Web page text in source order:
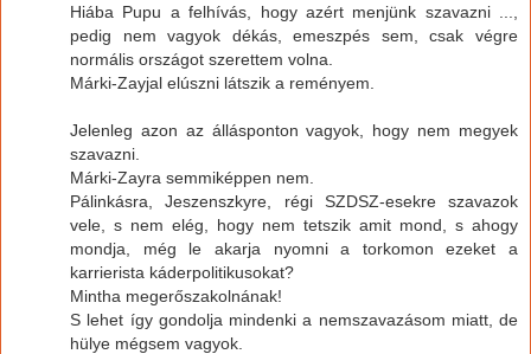
Hiába Pupu a felhívás, hogy azért menjünk szavazni ...,
pedig nem vagyok dékás, emeszpés sem, csak végre
normális országot szerettem volna.
Márki-Zayjal elúszni látszik a reményem.
Jelenleg azon az állásponton vagyok, hogy nem megyek
szavazni.
Márki-Zayra semmiképpen nem.
Pálinkásra, Jeszenszkyre, régi SZDSZ-esekre szavazok
vele, s nem elég, hogy nem tetszik amit mond, s ahogy
mondja, még le akarja nyomni a torkomon ezeket a
karrierista káderpolitikusokat?
Mintha megerőszakolnának!
S lehet így gondolja mindenki a nemszavazásom miatt, de
hülye mégsem vagyok.